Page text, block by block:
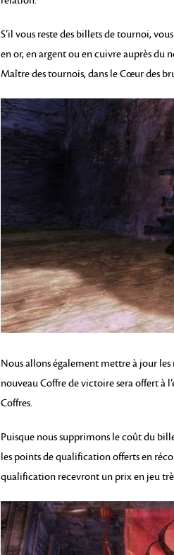
S’il vous reste des billets de tournoi,
en or, en argent ou en cuivre auprès du
Maître des tournois, dans le Cœur des
Nous allons également mettre à jour
nouveau Coffre de victoire sera offert à
Coffres.
Puisque nous supprimons le coût du
les points de qualification offerts en
qualification recevront un prix en jeu